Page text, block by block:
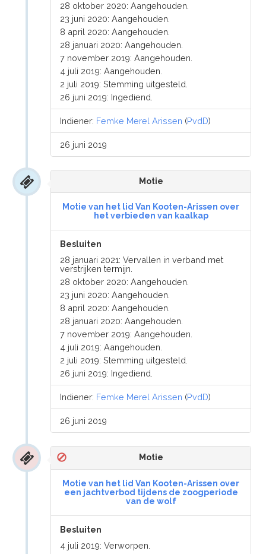
28 oktober 2020: Aangehouden.
23 juni 2020: Aangehouden.
8 april 2020: Aangehouden.
28 januari 2020: Aangehouden.
7 november 2019: Aangehouden.
4 juli 2019: Aangehouden.
2 juli 2019: Stemming uitgesteld.
26 juni 2019: Ingediend.
Indiener: Femke Merel Arissen (PvdD)
26 juni 2019
Motie
Motie van het lid Van Kooten-Arissen over
het verbieden van kaalkap
Besluiten
28 januari 2021: Vervallen in verband met
verstrijken termijn.
28 oktober 2020: Aangehouden.
23 juni 2020: Aangehouden.
8 april 2020: Aangehouden.
28 januari 2020: Aangehouden.
7 november 2019: Aangehouden.
4 juli 2019: Aangehouden.
2 juli 2019: Stemming uitgesteld.
26 juni 2019: Ingediend.
Indiener: Femke Merel Arissen (PvdD)
26 juni 2019
Motie
Motie van het lid Van Kooten-Arissen over
een jachtverbod tijdens de zoogperiode
van de wolf
Besluiten
4 juli 2019: Verworpen.